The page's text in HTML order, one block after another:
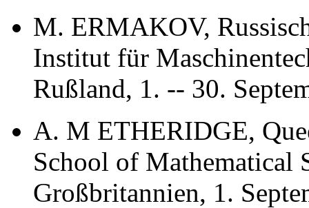
M. ERMAKOV,
Institut für
Rußland, 1. -- 30.
A. M ETHERIDGE,
School of Mathematical
Großbritannien, 1.